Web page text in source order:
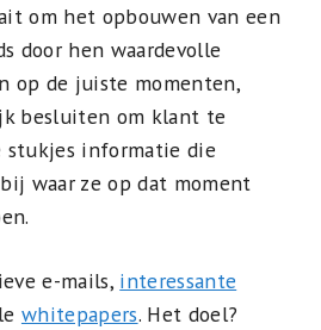
om het opbouwen van een
door hen waardevolle
op de juiste momenten,
besluiten om klant te
stukjes informatie die
waar ze op dat moment
e-mails, interessante
whitepapers. Het doel?